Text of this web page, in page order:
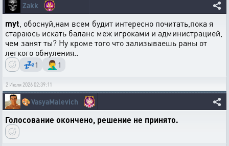
Zakk
myt , обоснуй,нам всем будит интересно почитать,пока я
стараюсь искать баланс меж игроками и администрацией,
чем занят ты? Ну кроме того что зализываешь раны от
легкого обнуления..
💤1 🤦‍♂️ 1
2 Июля 2026 02:39:11
🎨VasyaMalevich
Голосование окончено, решение не принято.